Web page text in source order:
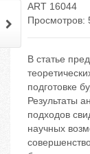
ART 16044
Просмотров:
В статье
подготовке
Результаты
подходов
научных